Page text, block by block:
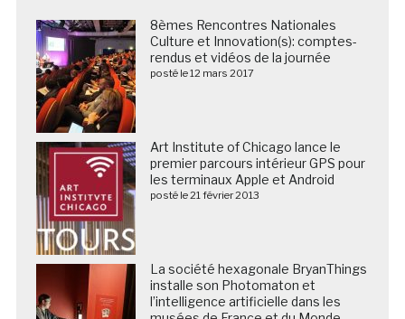
8èmes Rencontres Nationales
Culture et Innovation(s): comptes-
rendus et vidéos de la journée
posté le 12 mars 2017
Art Institute of Chicago lance le
premier parcours intérieur GPS pour
les terminaux Apple et Android
posté le 21 février 2013
La société hexagonale BryanThings
installe son Photomaton et
l’intelligence artificielle dans les